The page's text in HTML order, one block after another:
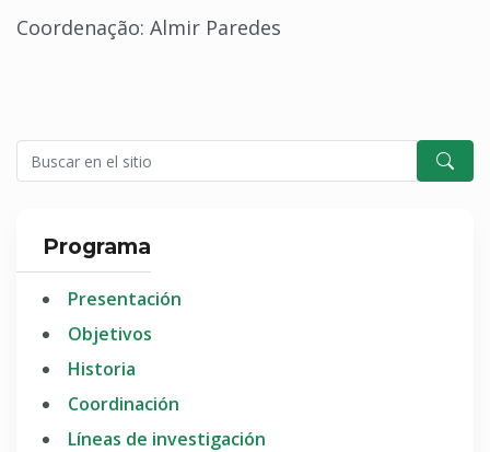
Coordenação: Almir Paredes
Programa
Presentación
Objetivos
Historia
Coordinación
Líneas de investigación